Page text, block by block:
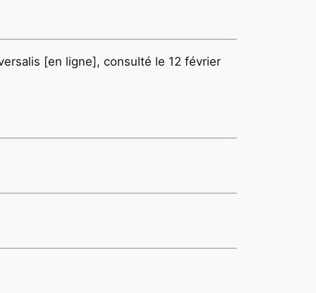
[en ligne], consulté le 12 février